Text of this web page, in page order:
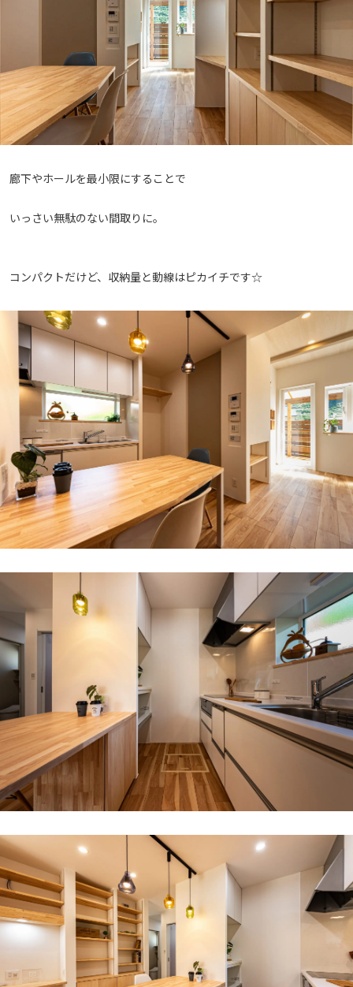
廊下やホールを最小限にすることで
いっさい無駄のない間取りに。
コンパクトだけど、収納量と動線はピカイチです☆